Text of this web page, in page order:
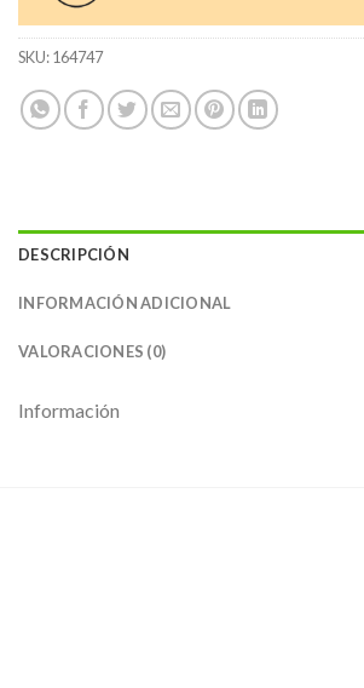
SKU:164747
DESCRIPCIÓN
INFORMACIÓN ADICIONAL
VALORACIONES (0)
Información